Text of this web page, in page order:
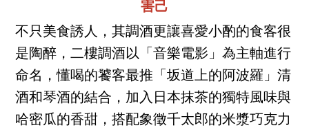
害己
不只美食誘人，其調酒更讓喜愛小酌的食客很
是陶醉，二樓調酒以「音樂電影」為主軸進行
命名，懂喝的饕客最推「坂道上的阿波羅」清
酒和琴酒的結合，加入日本抹茶的獨特風味與
哈密瓜的香甜，搭配象徵千太郎的米漿巧克力